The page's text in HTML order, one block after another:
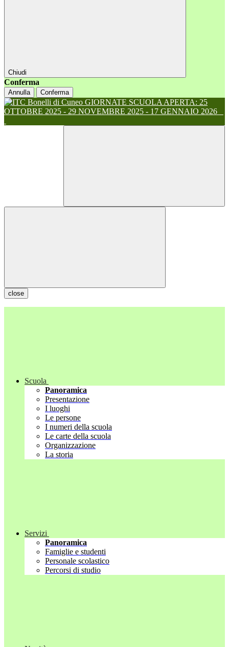
Chiudi
Conferma
Annulla Conferma
GIORNATE SCUOLA APERTA: 25
OTTOBRE 2025 - 29 NOVEMBRE 2025 - 17 GENNAIO 2026
close
Scuola
Panoramica
Presentazione
I luoghi
Le persone
I numeri della scuola
Le carte della scuola
Organizzazione
La storia
Servizi
Panoramica
Famiglie e studenti
Personale scolastico
Percorsi di studio